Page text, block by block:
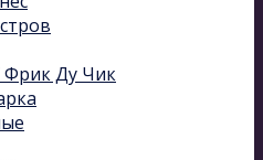
Ду Чик